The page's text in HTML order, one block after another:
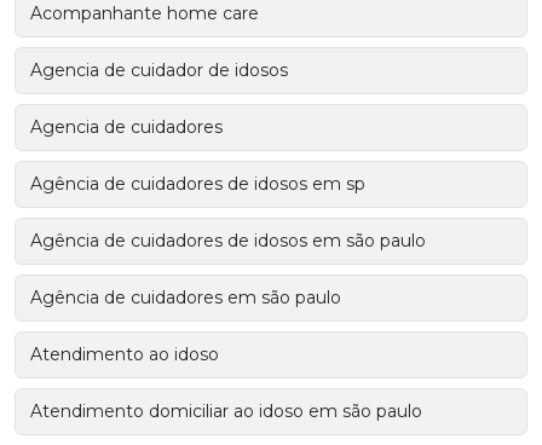
Acompanhante home care
Agencia de cuidador de idosos
Agencia de cuidadores
Agência de cuidadores de idosos em sp
Agência de cuidadores de idosos em são paulo
Agência de cuidadores em são paulo
Atendimento ao idoso
Atendimento domiciliar ao idoso em são paulo